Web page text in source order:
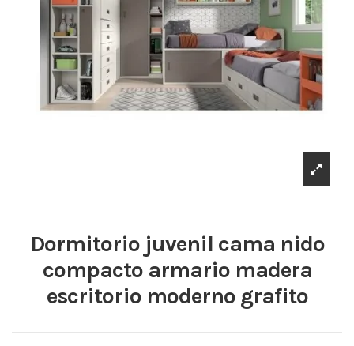
Dormitorio juvenil cama nido
compacto armario madera
escritorio moderno grafito